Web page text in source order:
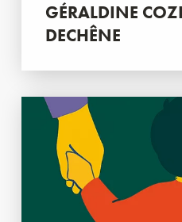
GÉRALDINE
DECHÊNE